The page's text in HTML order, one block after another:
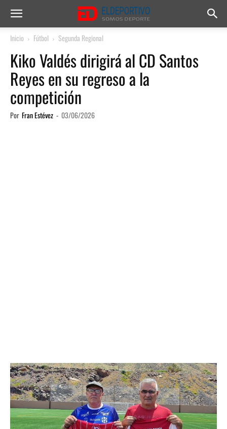
Inicio Fútbol Segunda Regional
Kiko Valdés dirigirá al CD Santos
Reyes en su regreso a la
competición
Por Fran Estévez - 03/06/2026